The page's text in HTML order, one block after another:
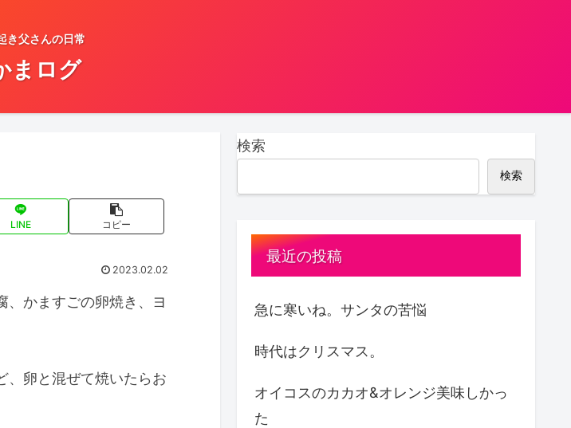
き父さんの日常
まログ
LINE コピー
2023.02.02
、かますごの卵焼き、ヨ
、卵と混ぜて焼いたらお
検索
検索
最近の投稿
急に寒いね。サンタの苦悩
時代はクリスマス。
オイコスのカカオ&オレンジ美味しかっ
た